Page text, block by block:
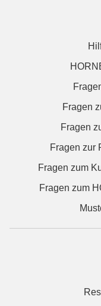
Fragen
Fragen
Fragen zur
Fragen zum
Fragen zum